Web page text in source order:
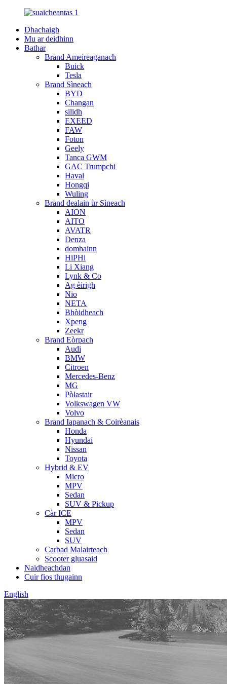
Dhachaigh
Mu ar deidhinn
Bathar
Brand Ameireaganach
Buick
Tesla
Brand Sìneach
BYD
Changan
silidh
EXEED
FAW
Foton
Geely
Tanca GWM
GAC Trumpchi
Haval
Hongqi
Wuling
Brand dealain ùr Sìneach
AION
AITO
AVATR
Denza
domhainn
HiPHi
Li Xiang
Lynk & Co
Ag èirigh
Nio
NETA
Bhòidheach
Xpeng
Zeekr
Brand Eòrpach
Audi
BMW
Citroen
Mercedes-Benz
MG
Pòlastair
Volkswagen VW
Volvo
Brand Iapanach & Coirèanais
Honda
Hyundai
Nissan
Toyota
Hybrid & EV
Micro
MPV
Sedan
SUV & Pickup
Càr ICE
MPV
Sedan
SUV
Carbad Malairteach
Scooter gluasaid
Naidheachdan
Cuir fios thugainn
English